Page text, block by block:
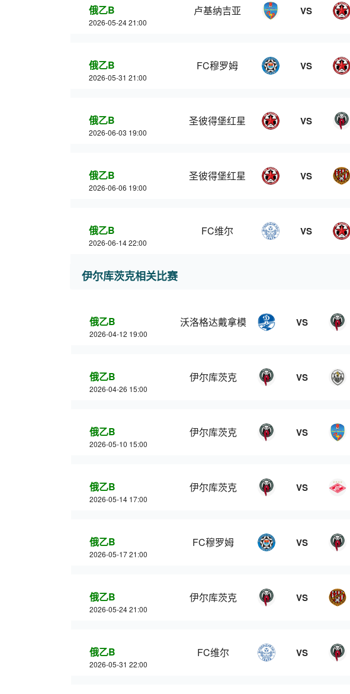
俄乙B
2026-05-24 21:00
卢基纳吉亚 VS
俄乙B
2026-05-31 21:00
FC穆罗姆 VS
俄乙B
2026-06-03 19:00
圣彼得堡红星 VS
俄乙B
2026-06-06 19:00
圣彼得堡红星 VS
俄乙B
2026-06-14 22:00
FC维尔 VS
伊尔库茨克相关比赛
俄乙B
2026-04-12 19:00
沃洛格达戴拿模 VS
俄乙B
2026-04-26 15:00
伊尔库茨克 VS
俄乙B
2026-05-10 15:00
伊尔库茨克 VS
俄乙B
2026-05-14 17:00
伊尔库茨克 VS
俄乙B
2026-05-17 21:00
FC穆罗姆 VS
俄乙B
2026-05-24 21:00
伊尔库茨克 VS
俄乙B
2026-05-31 22:00
FC维尔 VS